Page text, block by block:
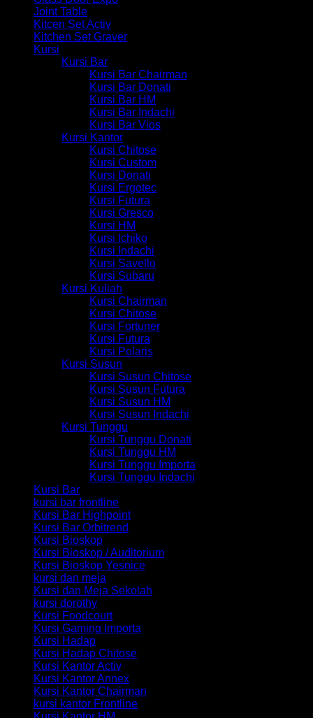
Joint Table
Kitcen Set Activ
Kitchen Set Graver
Kursi
Kursi Bar
Kursi Bar Chairman
Kursi Bar Donati
Kursi Bar HM
Kursi Bar Indachi
Kursi Bar Vios
Kursi Kantor
Kursi Chitose
Kursi Custom
Kursi Donati
Kursi Ergotec
Kursi Futura
Kursi Gresco
Kursi HM
Kursi Ichiko
Kursi Indachi
Kursi Savello
Kursi Subaru
Kursi Kuliah
Kursi Chairman
Kursi Chitose
Kursi Fortuner
Kursi Futura
Kursi Polaris
Kursi Susun
Kursi Susun Chitose
Kursi Susun Futura
Kursi Susun HM
Kursi Susun Indachi
Kursi Tunggu
Kursi Tunggu Donati
Kursi Tunggu HM
Kursi Tunggu Importa
Kursi Tunggu Indachi
Kursi Bar
kursi bar frontline
Kursi Bar Highpoint
Kursi Bar Orbitrend
Kursi Bioskop
Kursi Bioskop / Auditorium
Kursi Bioskop Yesnice
kursi dan meja
Kursi dan Meja Sekolah
kursi dorothy
Kursi Foodcourt
Kursi Gaming Importa
Kursi Hadap
Kursi Hadap Chitose
Kursi Kantor Activ
Kursi Kantor Annex
Kursi Kantor Chairman
kursi kantor Frontline